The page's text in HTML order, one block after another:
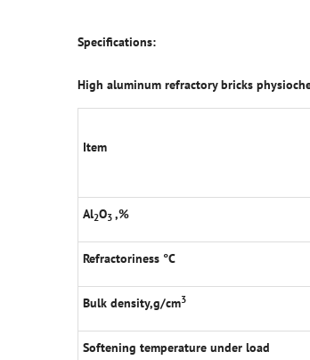
Specifications:
High aluminum refractory bricks
Item
Al2O3 ,%
Refractoriness °C
Bulk density,g/cm3
Softening temperature under load